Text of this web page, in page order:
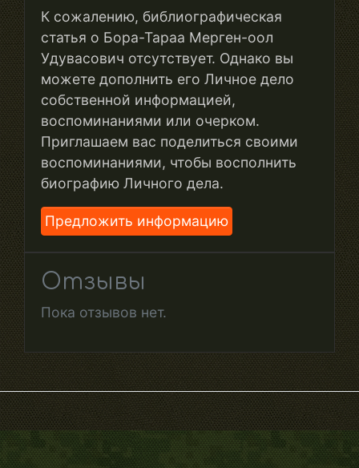
К сожалению, библиографическая
статья о Бора-Тараа Мерген-оол
Удувасович отсутствует. Однако вы
можете дополнить его Личное дело
собственной информацией,
воспоминаниями или очерком.
Приглашаем вас поделиться своими
воспоминаниями, чтобы восполнить
биографию Личного дела.
Предложить информацию
Отзывы
Пока отзывов нет.